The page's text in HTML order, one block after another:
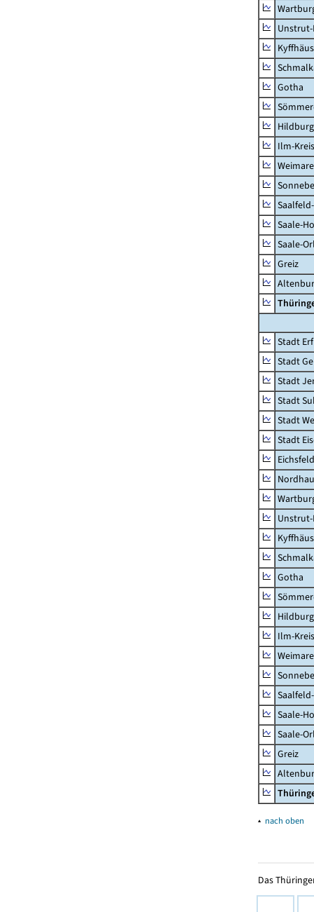
Gotha
Ilm-Kreis
Saale-
Saale-
Greiz
Stadt
Stadt
Stadt
Stadt
Stadt
Stadt
Eichsfeld
Gotha
Ilm-Kreis
Saale-
Saale-
Greiz
▴ nach oben
Das